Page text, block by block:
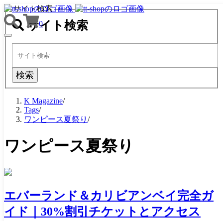
0
TOGGLE
NAVIGATION
サイト検索
サイト検索
検索
K Magazine/
Tags/
ワンピース夏祭り /
ワンピース夏祭り
エバーランド＆カリビアンベイ完全ガ
イド｜30%割引チケットとアクセス